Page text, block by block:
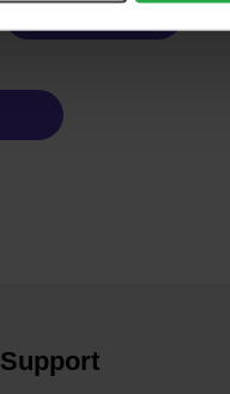
Support